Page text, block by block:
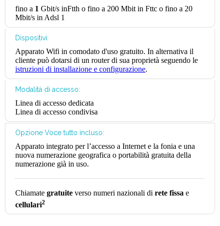
fino a 1 Gbit/s inFtth o fino a 200 Mbit in Fttc o fino a 20
Mbit/s in Adsl 1
Dispositivi:
Apparato Wifi in comodato d'uso gratuito. In alternativa il
cliente può dotarsi di un router di sua proprietà seguendo le
istruzioni di installazione e configurazione.
Modalità di accesso:
Linea di accesso dedicata
Linea di accesso condivisa
Opzione Voce tutto incluso:
Apparato integrato per l’accesso a Internet e la fonia e una
nuova numerazione geografica o portabilità gratuita della
numerazione già in uso.
Chiamate gratuite verso numeri nazionali di rete fissa e
cellulari2